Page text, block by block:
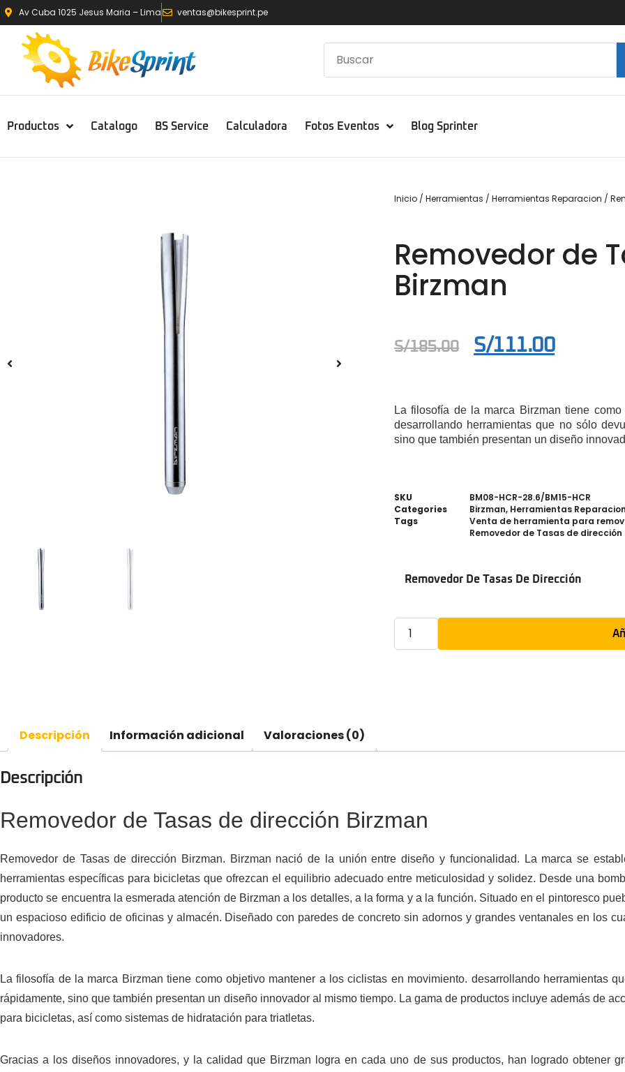
Av Cuba 1025 Jesus Maria – Lima ventas@bikesprint.pe
Productos Catalogo BS Service Calculadora Fotos Eventos Blog Sprinter
Inicio / Herramientas / Herramientas Reparacion /
Removedor de
Birzman
S/185.00 S/111.00
La filosofía de la marca Birzman tiene
desarrollando herramientas que no sólo
sino que también presentan un diseño
SKU
BM08-HCR-28.6/BM15-HCR
Categories
Birzman, Herramientas
Tags
Venta de herramienta para
Removedor de Tasas de dirección
Removedor De Tasas De Dirección
Descripción Información adicional Valoraciones (0)
Descripción
Removedor de Tasas de dirección Birzman
Removedor de Tasas de dirección Birzman. Birzman nació de la unión entre diseño y funcionalidad. La marca se
herramientas específicas para bicicletas que ofrezcan el equilibrio adecuado entre meticulosidad y solidez. Desde una
producto se encuentra la esmerada atención de Birzman a los detalles, a la forma y a la función. Situado en el pintoresco
un espacioso edificio de oficinas y almacén. Diseñado con paredes de concreto sin adornos y grandes ventanales en los
innovadores.
La filosofía de la marca Birzman tiene como objetivo mantener a los ciclistas en movimiento. desarrollando herramientas
rápidamente, sino que también presentan un diseño innovador al mismo tiempo. La gama de productos incluye además de
para bicicletas, así como sistemas de hidratación para triatletas.
Gracias a los diseños innovadores, y la calidad que Birzman logra en cada uno de sus productos, han logrado obtener